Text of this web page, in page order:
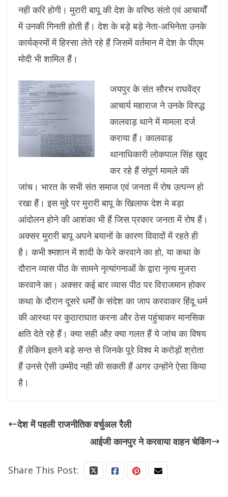
नही करि होगी। मुरारी बापू की देश के वरिष्ठ संतो एवं आचार्यों
में उनकी गिनती होती हैं। देश के बड़े बड़े नेता-अभिनेता उनके
कार्यक्रमों में हिस्सा लेते रहे हैं जिसमें वर्तमान में देश के पीएम
मोदी भी शामिल हैं।
जयपुर के संत सौरभ राघवेंद्र
आचार्य महाराज ने उनके विरुद्ध
कालवाड़ थाने में मामला दर्ज
कराया हैं। कालवाड़
थानाधिकारी लोकपाल सिंह खुद
कर रहे हैं संपूर्ण मामले की
जांच। भारत के सभी संत समाज एवं जनता में रोष उत्पन्न हो
रखा हैं। इस मुद्दे पर मुरारी बापू के खिलाफ देश मे बड़ा
आंदोलन होने की आशंका भी हैं जिस प्रकार जनता में रोष हैं।
अक्सर मुरारी बापू अपने बयानों के कारण विवादों में रहते ही
है। कभी श्मशान में शादी के फेरे करवाने का हो, या कथा के
दौरान व्यास पीठ के सामने नृत्यांगनाओं के द्वारा नृत्य मुजरा
करवाने का। अक्सर कई बार व्यास पीठ पर विराजमान होकर
कथा के दौरान दूसरे धर्मों के संदेश का जाप करवाकर हिंदू धर्म
की आस्था पर कुठाराघात करना और ठेस पहुंचाकर मानसिक
क्षति देते रहे हैं। क्या सही औऱ क्या गलत हैं ये जांच का विषय
हैं लेकिन इतने बड़े सन्त से जिनके पूरे विश्व मे करोड़ों श्रोता
हैं उनसे ऐसी उम्मीद नही की सकती हैं अगर उन्होंने ऐसा किया
है।
देश में पहली राजनीतिक वर्चुअल रैली
आईजी कानपुर ने करवाया वाहन चेकिंग
Share This Post: